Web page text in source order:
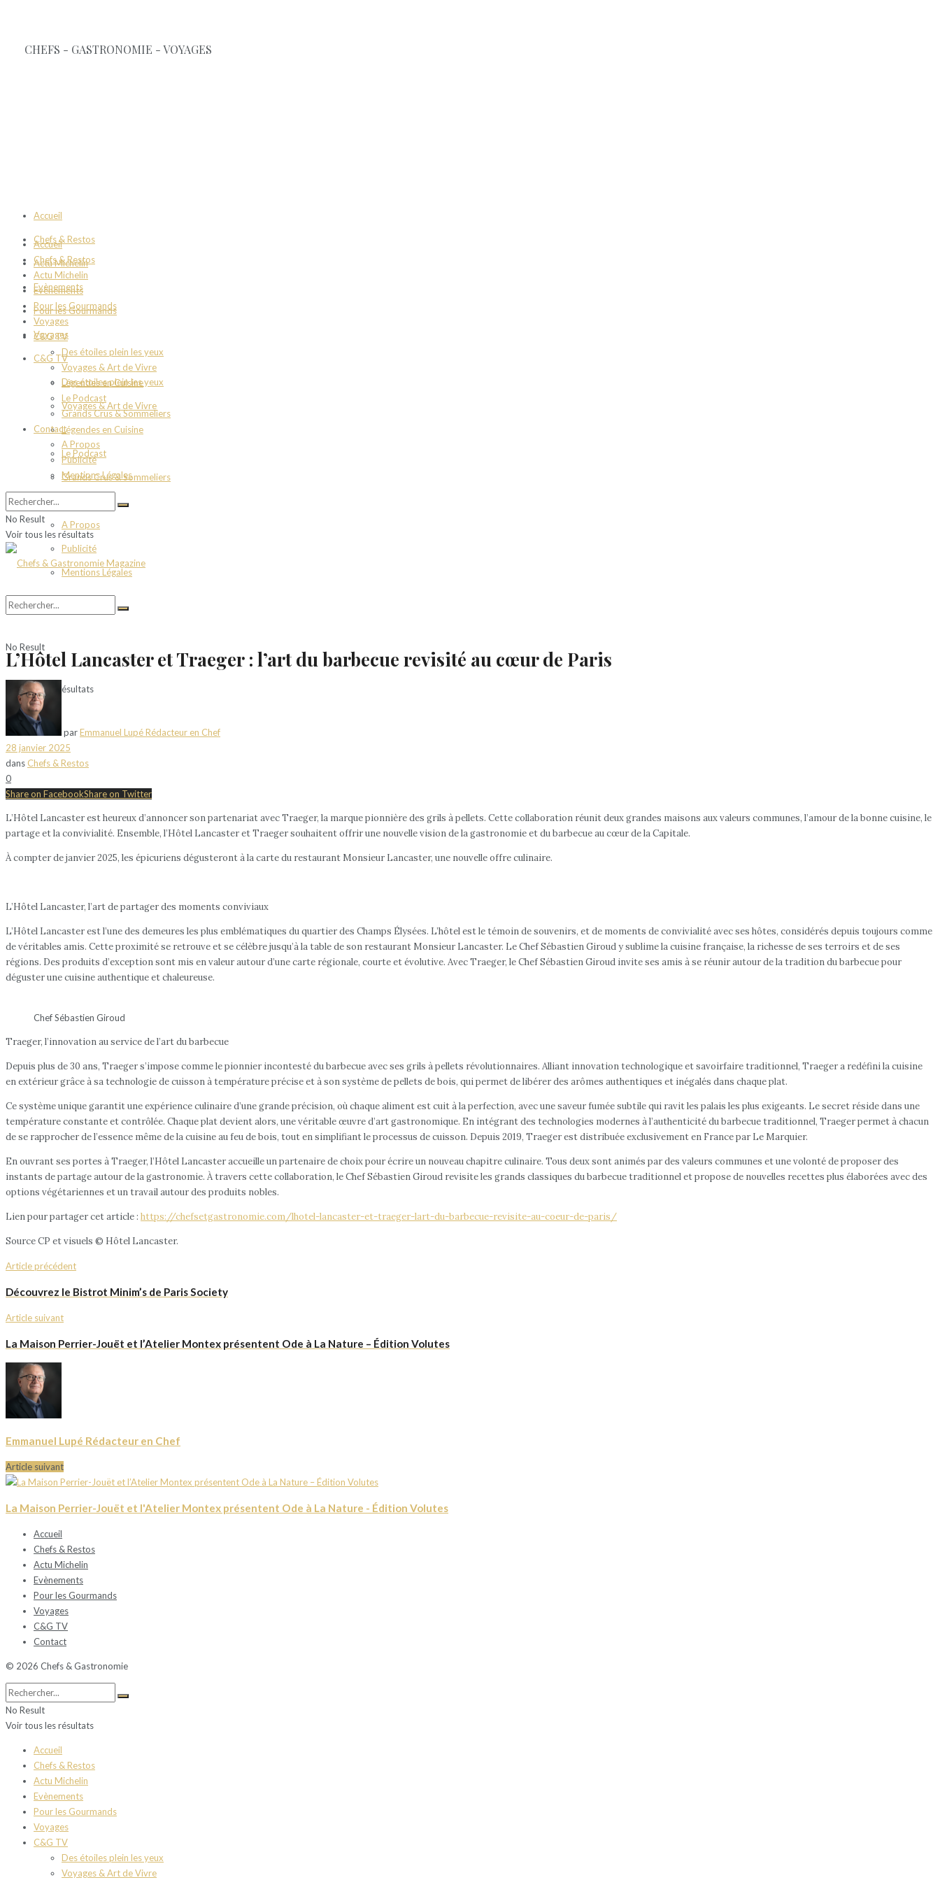
Accueil
Chefs & Restos
Actu Michelin
Evènements
Pour les Gourmands
Voyages
C&G TV
Des étoiles plein les yeux
Voyages & Art de Vivre
Légendes en Cuisine
Le Podcast
Grands Crus & Sommeliers
Contact
A Propos
Publicité
Mentions Légales
Accueil
Chefs & Restos
Actu Michelin
Evènements
Pour les Gourmands
Voyages
C&G TV
Des étoiles plein les yeux
Voyages & Art de Vivre
Légendes en Cuisine
Le Podcast
Grands Crus & Sommeliers
Contact
A Propos
Publicité
Mentions Légales
No Result
Voir tous les résultats
No Result
Voir tous les résultats
L’Hôtel Lancaster et Traeger : l’art du barbecue revisité au cœur de Paris
parEmmanuel Lupé Rédacteur en Chef
28 janvier 2025
dans Chefs & Restos
0
Share on FacebookShare on Twitter
L’Hôtel Lancaster est heureux d’annoncer son partenariat avec Traeger, la marque pionnière des grils à pellets. Cette collaboration réunit deux grandes maisons aux valeurs communes, l’amour de la bonne cuisine, le
partage et la convivialité. Ensemble, l’Hôtel Lancaster et Traeger souhaitent offrir une nouvelle vision de la gastronomie et du barbecue au cœur de la Capitale.
À compter de janvier 2025, les épicuriens dégusteront à la carte du restaurant Monsieur Lancaster, une nouvelle offre culinaire.
L’Hôtel Lancaster, l’art de partager des moments conviviaux
L’Hôtel Lancaster est l’une des demeures les plus emblématiques du quartier des Champs Élysées. L’hôtel est le témoin de souvenirs, et de moments de convivialité avec ses hôtes, considérés depuis toujours comme
de véritables amis. Cette proximité se retrouve et se célèbre jusqu’à la table de son restaurant Monsieur Lancaster. Le Chef Sébastien Giroud y sublime la cuisine française, la richesse de ses terroirs et de ses
régions. Des produits d’exception sont mis en valeur autour d’une carte régionale, courte et évolutive. Avec Traeger, le Chef Sébastien Giroud invite ses amis à se réunir autour de la tradition du barbecue pour
déguster une cuisine authentique et chaleureuse.
Chef Sébastien Giroud
Traeger, l’innovation au service de l’art du barbecue
Depuis plus de 30 ans, Traeger s’impose comme le pionnier incontesté du barbecue avec ses grils à pellets révolutionnaires. Alliant innovation technologique et savoirfaire traditionnel, Traeger a redéfini la cuisine
en extérieur grâce à sa technologie de cuisson à température précise et à son système de pellets de bois, qui permet de libérer des arômes authentiques et inégalés dans chaque plat.
Ce système unique garantit une expérience culinaire d’une grande précision, où chaque aliment est cuit à la perfection, avec une saveur fumée subtile qui ravit les palais les plus exigeants. Le secret réside dans une
température constante et contrôlée. Chaque plat devient alors, une véritable œuvre d’art gastronomique. En intégrant des technologies modernes à l’authenticité du barbecue traditionnel, Traeger permet à chacun
de se rapprocher de l’essence même de la cuisine au feu de bois, tout en simplifiant le processus de cuisson. Depuis 2019, Traeger est distribuée exclusivement en France par Le Marquier.
En ouvrant ses portes à Traeger, l’Hôtel Lancaster accueille un partenaire de choix pour écrire un nouveau chapitre culinaire. Tous deux sont animés par des valeurs communes et une volonté de proposer des
instants de partage autour de la gastronomie. À travers cette collaboration, le Chef Sébastien Giroud revisite les grands classiques du barbecue traditionnel et propose de nouvelles recettes plus élaborées avec des
options végétariennes et un travail autour des produits nobles.
Lien pour partager cet article : https://chefsetgastronomie.com/lhotel-lancaster-et-traeger-lart-du-barbecue-revisite-au-coeur-de-paris/
Source CP et visuels © Hôtel Lancaster.
Article précédent
Découvrez le Bistrot Minim’s de Paris Society
Article suivant
La Maison Perrier-Jouët et l’Atelier Montex présentent Ode à La Nature – Édition Volutes
Emmanuel Lupé Rédacteur en Chef
Article suivant
La Maison Perrier-Jouët et l'Atelier Montex présentent Ode à La Nature - Édition Volutes
Accueil
Chefs & Restos
Actu Michelin
Evènements
Pour les Gourmands
Voyages
C&G TV
Contact
© 2026 Chefs & Gastronomie
No Result
Voir tous les résultats
Accueil
Chefs & Restos
Actu Michelin
Evènements
Pour les Gourmands
Voyages
C&G TV
Des étoiles plein les yeux
Voyages & Art de Vivre